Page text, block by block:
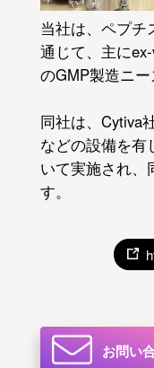
当社は、ペプチ
通じて、主に
のGMP製造ニー
同社は、Cytiva
などの設備を有
いて実施され、
す。
お問い